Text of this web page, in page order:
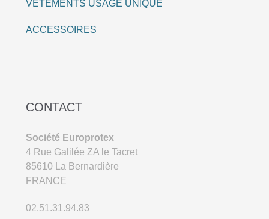
VÊTEMENTS USAGE UNIQUE
ACCESSOIRES
CONTACT
Société Europrotex
4 Rue Galilée ZA le Tacret
85610 La Bernardière
FRANCE
02.51.31.94.83